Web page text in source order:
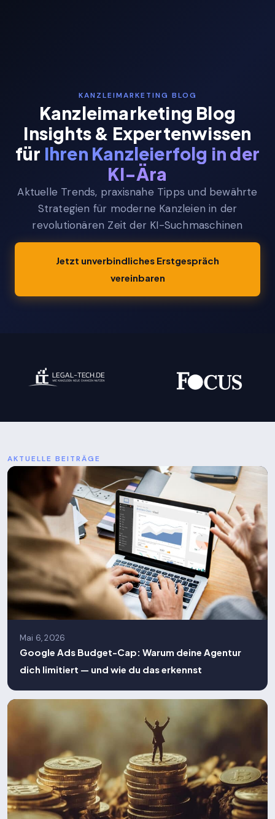
KANZLEIMARKETING BLOG
Kanzleimarketing Blog
Insights & Expertenwissen
für Ihren Kanzleierfolg in der
KI-Ära
Aktuelle Trends, praxisnahe Tipps und bewährte
Strategien für moderne Kanzleien in der
revolutionären Zeit der KI-Suchmaschinen
Jetzt unverbindliches Erstgespräch
vereinbaren
AKTUELLE BEITRÄGE
Mai 6, 2026
Google Ads Budget-Cap: Warum deine Agentur
dich limitiert — und wie du das erkennst